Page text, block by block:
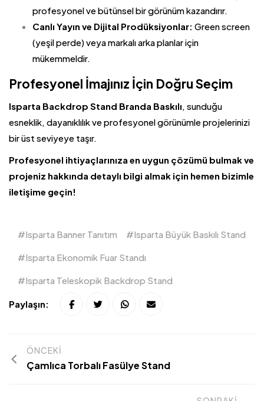
profesyonel ve bütünsel bir görünüm kazandırır.
Canlı Yayın ve Dijital Prodüksiyonlar: Green screen
(yeşil perde) veya markalı arka planlar için
mükemmeldir.
Profesyonel İmajınız İçin Doğru Seçim
Isparta Backdrop Stand Branda Baskılı, sunduğu
esneklik, dayanıklılık ve profesyonel görünümle projelerinizi
bir üst seviyeye taşır.
Profesyonel ihtiyaçlarınıza en uygun çözümü bulmak ve
projeniz hakkında detaylı bilgi almak için hemen bizimle
iletişime geçin!
Isparta Banner Tanıtım Isparta Büyük Baskılı Stand
Isparta Ekonomik Fuar Standı
Isparta Teleskopik Backdrop Stand
Paylaşın:
ÖNCEKI
Çamlıca Torbalı Fasülye Stand